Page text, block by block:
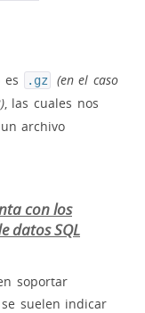
es .gz
(en el caso
, las cuales nos
archivo
con los
datos SQL
soportar
suelen indicar